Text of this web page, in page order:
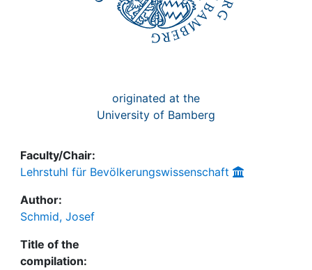
originated at the
University of Bamberg
Faculty/Chair:
Lehrstuhl für Bevölkerungswissenschaft
Author:
Schmid, Josef
Title of the
compilation: